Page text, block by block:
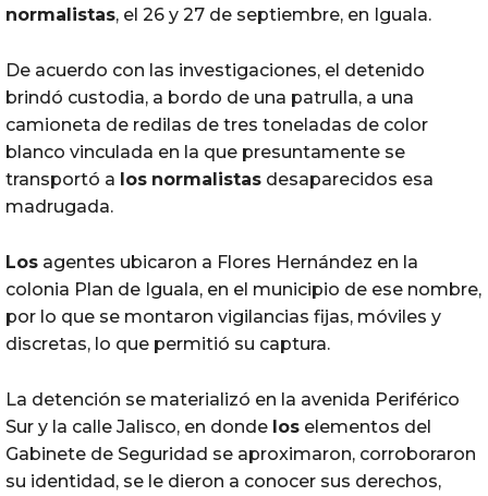
normalistas, el 26 y 27 de septiembre, en Iguala.
De acuerdo con las investigaciones, el detenido
brindó custodia, a bordo de una patrulla, a una
camioneta de redilas de tres toneladas de color
blanco vinculada en la que presuntamente se
transportó a los normalistas desaparecidos esa
madrugada.
Los agentes ubicaron a Flores Hernández en la
colonia Plan de Iguala, en el municipio de ese nombre,
por lo que se montaron vigilancias fijas, móviles y
discretas, lo que permitió su captura.
La detención se materializó en la avenida Periférico
Sur y la calle Jalisco, en donde los elementos del
Gabinete de Seguridad se aproximaron, corroboraron
su identidad, se le dieron a conocer sus derechos,